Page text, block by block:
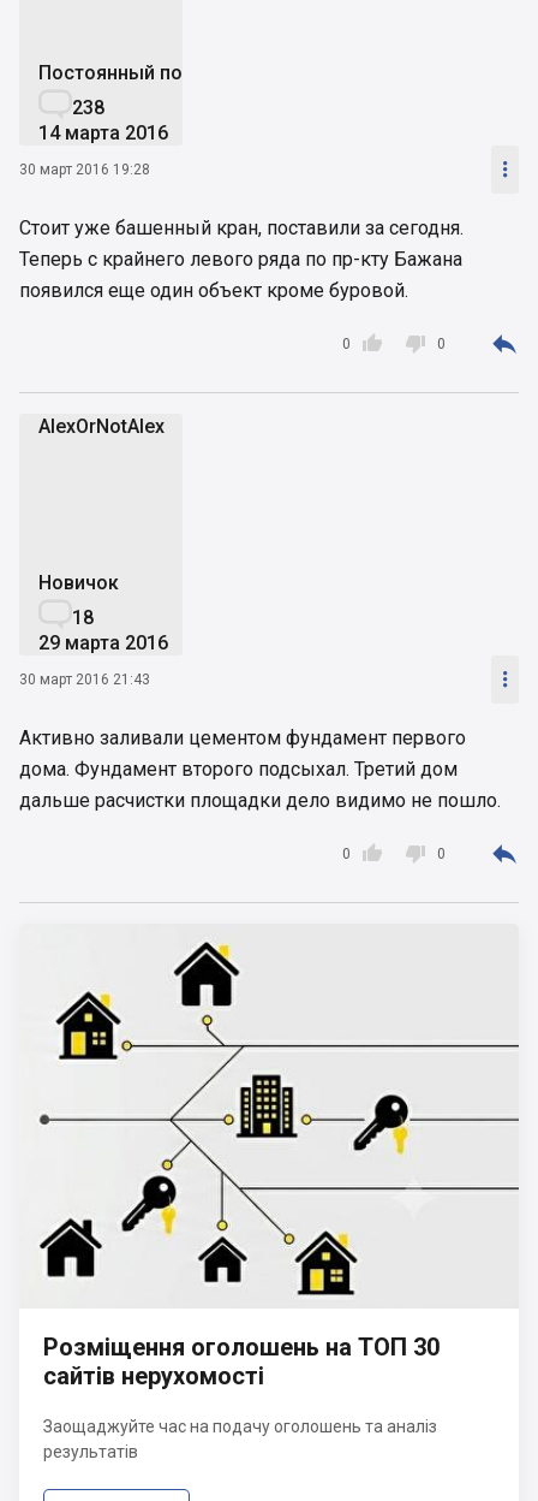
Постоянный пользователь
238
14 марта 2016
30 март 2016 19:28 
Стоит уже башенный кран, поставили за сегодня.
Теперь с крайнего левого ряда по пр-кту Бажана
появился еще один объект кроме буровой.

0  0 
AlexOrNotAlex
Новичок
18
29 марта 2016
30 март 2016 21:43 
Активно заливали цементом фундамент первого
дома. Фундамент второго подсыхал. Третий дом
дальше расчистки площадки дело видимо не пошло.

0  0 
Розміщення оголошень на ТОП 30
сайтів нерухомості
Заощаджуйте час на подачу оголошень та аналіз
результатів